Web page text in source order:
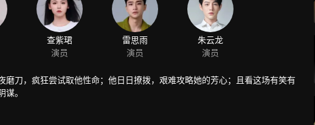
查紫珺
演员
雷思雨
演员
朱云龙
演员
刀，疯狂尝试取他性命；他日日撩拨，艰难攻略她的芳心；且看这场有笑有
。